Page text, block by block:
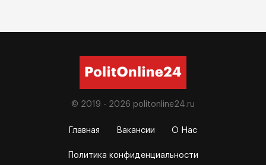
© 2019 - 2026 politonline24.ru
Главная Вакансии О Нас
Политика конфиденциальности